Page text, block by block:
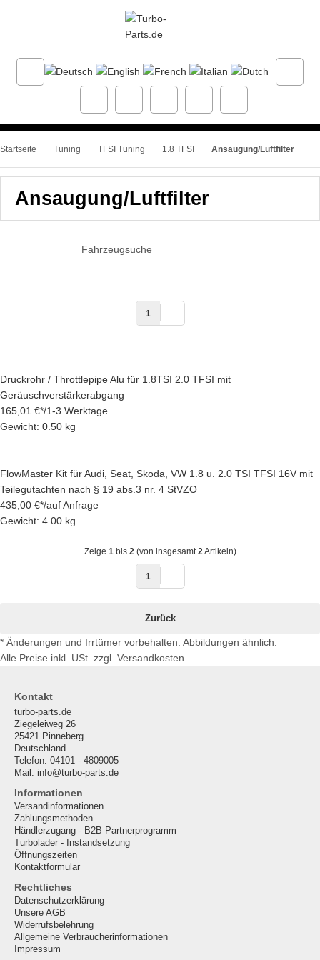
Startseite Tuning TFSI Tuning 1.8 TFSI Ansaugung/Luftfilter
Ansaugung/Luftfilter
Fahrzeugsuche
1
Druckrohr / Throttlepipe Alu für 1.8TSI 2.0 TFSI mit
Geräuschverstärkerabgang
165,01 €*/1-3 Werktage
Gewicht: 0.50 kg
FlowMaster Kit für Audi, Seat, Skoda, VW 1.8 u. 2.0 TSI TFSI 16V mit
Teilegutachten nach § 19 abs.3 nr. 4 StVZO
435,00 €*/auf Anfrage
Gewicht: 4.00 kg
Zeige 1bis 2(von insgesamt2Artikeln)
1
Zurück
* Änderungen und Irrtümer vorbehalten. Abbildungen ähnlich.
Alle Preise inkl. USt. zzgl. Versandkosten.
Kontakt
turbo-parts.de
Ziegeleiweg 26
25421 Pinneberg
Deutschland
Telefon: 04101 - 4809005
Mail: info@turbo-parts.de
Informationen
Versandinformationen
Zahlungsmethoden
Händlerzugang - B2B Partnerprogramm
Turbolader - Instandsetzung
Öffnungszeiten
Kontaktformular
Rechtliches
Datenschutzerklärung
Unsere AGB
Widerrufsbelehrung
Allgemeine Verbraucherinformationen
Impressum